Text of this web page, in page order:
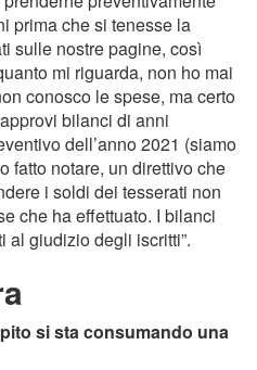
prima che si tenesse la
sulle nostre pagine, così
mi riguarda, non ho mai
conosco le spese, ma certo
bilanci di anni
dell’anno 2021 (siamo
fatto notare, un direttivo che
i soldi dei tesserati non
che ha effettuato. I bilanci
al giudizio degli iscritti”.
si sta consumando una